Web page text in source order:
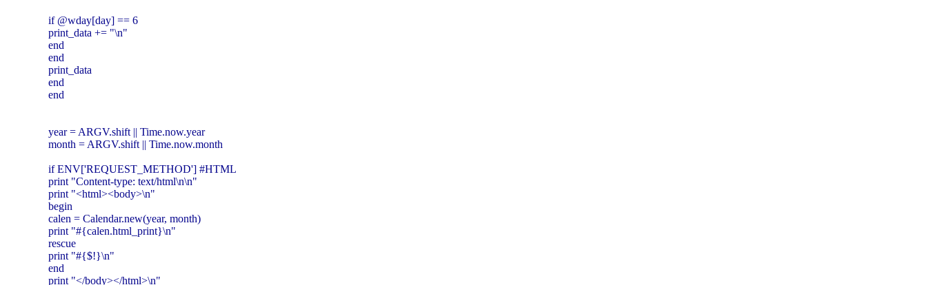
if @wday[day] == 6
print_data += "\n"
end
end
print_data
end
end
year = ARGV.shift || Time.now.year
month = ARGV.shift || Time.now.month
if ENV['REQUEST_METHOD'] #HTML
print "Content-type: text/html\n\n"
print "<html><body>\n"
begin
calen = Calendar.new(year, month)
print "#{calen.html_print}\n"
rescue
print "#{$!}\n"
end
print "</body></html>\n"